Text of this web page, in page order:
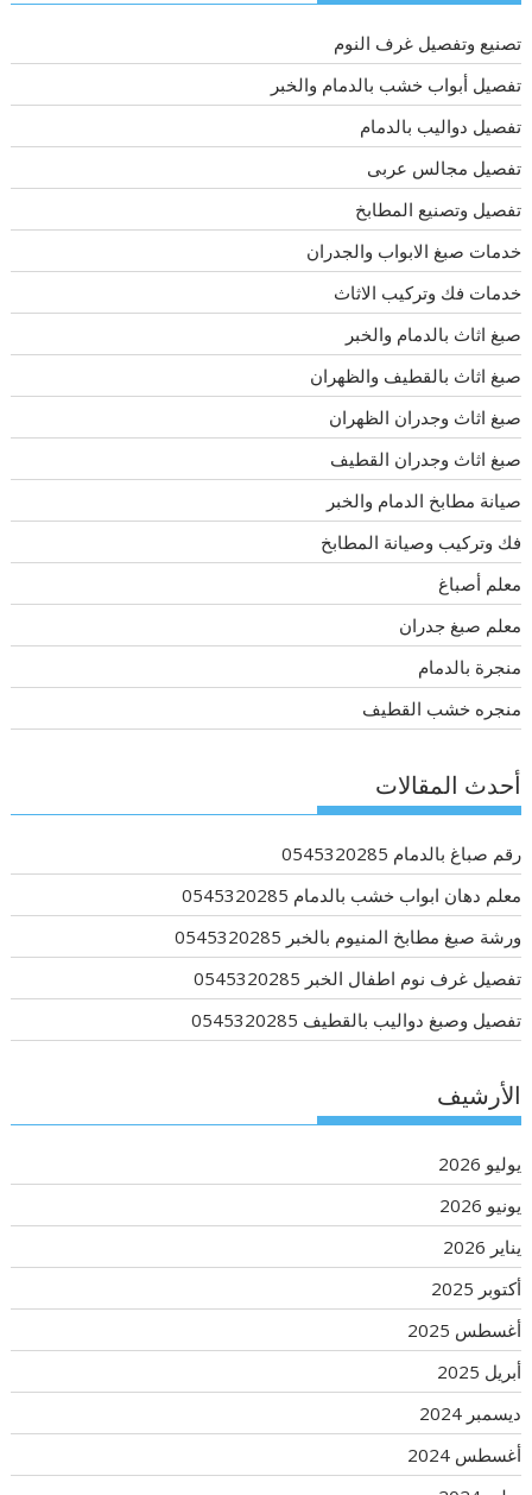
تصنيع وتفصيل غرف النوم
تفصيل أبواب خشب بالدمام والخبر
تفصيل دواليب بالدمام
تفصيل مجالس عربى
تفصيل وتصنيع المطابخ
خدمات صبغ الابواب والجدران
خدمات فك وتركيب الاثاث
صبغ اثاث بالدمام والخبر
صبغ اثاث بالقطيف والظهران
صبغ اثاث وجدران الظهران
صبغ اثاث وجدران القطيف
صيانة مطابخ الدمام والخبر
فك وتركيب وصيانة المطابخ
معلم أصباغ
معلم صبغ جدران
منجرة بالدمام
منجره خشب القطيف
أحدث المقالات
رقم صباغ بالدمام 0545320285
معلم دهان ابواب خشب بالدمام 0545320285
ورشة صبغ مطابخ المنيوم بالخبر 0545320285
تفصيل غرف نوم اطفال الخبر 0545320285
تفصيل وصبغ دواليب بالقطيف 0545320285
الأرشيف
يوليو 2026
يونيو 2026
يناير 2026
أكتوبر 2025
أغسطس 2025
أبريل 2025
ديسمبر 2024
أغسطس 2024